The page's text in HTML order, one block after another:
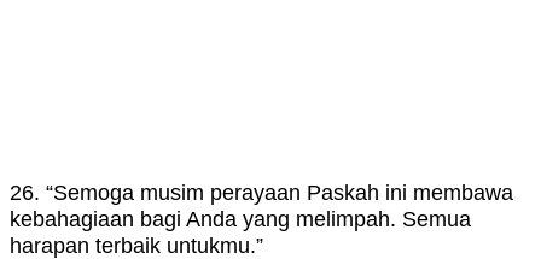
26. “Semoga musim perayaan Paskah ini membawa
kebahagiaan bagi Anda yang melimpah. Semua
harapan terbaik untukmu.”